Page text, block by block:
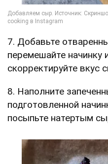
7. Добавьте
перемешайте начинку
скорректируйте вкус
8. Наполните
подготовленной
посыпьте натертым